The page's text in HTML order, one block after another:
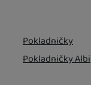
Pokladničky
Pokladničky Albi